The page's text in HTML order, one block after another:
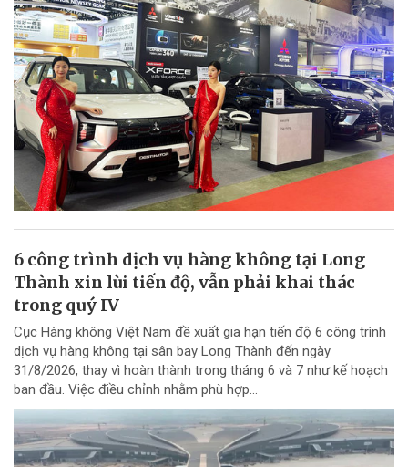
6 công trình dịch vụ hàng không tại Long
Thành xin lùi tiến độ, vẫn phải khai thác
trong quý IV
Cục Hàng không Việt Nam đề xuất gia hạn tiến độ 6 công trình
dịch vụ hàng không tại sân bay Long Thành đến ngày
31/8/2026, thay vì hoàn thành trong tháng 6 và 7 như kế hoạch
ban đầu. Việc điều chỉnh nhằm phù hợp...